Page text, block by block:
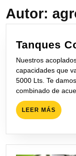
Autor:
Tanques
Nuestros
capacidades que
5000 Lts. Te
combinado de
LEER MÁS LEER
MÁS